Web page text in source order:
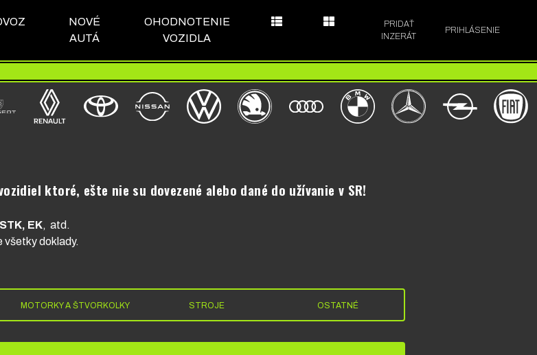
NOVÉ
AUTÁ
OHODNOTENIE
VOZIDLA
PRIDAŤ
INZERÁT
PRIHLÁSENIE
ktoré, ešte nie su dovezené alebo dané do užívanie v SR!
EK, atd.
všetky doklady.
MOTORKY A ŠTVORKOLKY STROJE OSTATNÉ